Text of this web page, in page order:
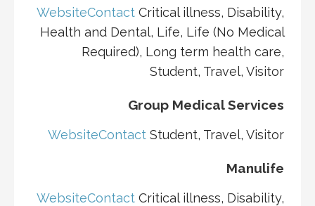
WebsiteContact Critical illness, Disability,
Health and Dental, Life, Life (No Medical
Required), Long term health care,
Student, Travel, Visitor
Group Medical Services
WebsiteContact Student, Travel, Visitor
Manulife
WebsiteContact Critical illness, Disability,